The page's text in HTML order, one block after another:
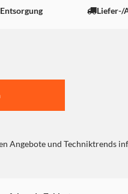
Liefer-/
Angebote und Techniktrends